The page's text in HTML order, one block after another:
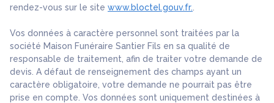
rendez-vous sur le site www.bloctel.gouv.fr.
Vos données à caractère personnel sont traitées par la
société Maison Funéraire Santier Fils en sa qualité de
responsable de traitement, afin de traiter votre demande de
devis. A défaut de renseignement des champs ayant un
caractère obligatoire, votre demande ne pourrait pas être
prise en compte. Vos données sont uniquement destinées à